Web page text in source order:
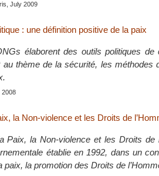
July 2009
: une définition positive de la paix
élaborent des outils politiques de
au thème de la sécurité, les méthodes
2008
la Non-violence et les Droits de
Paix, la Non-violence et les Droits de
établie en 1992, dans un
paix, la promotion des Droits de